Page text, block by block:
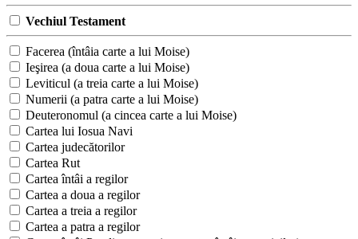
Vechiul Testament
Facerea (întâia carte a lui Moise)
Ieşirea (a doua carte a lui Moise)
Leviticul (a treia carte a lui Moise)
Numerii (a patra carte a lui Moise)
Deuteronomul (a cincea carte a lui Moise)
Cartea lui Iosua Navi
Cartea judecătorilor
Cartea Rut
Cartea întâi a regilor
Cartea a doua a regilor
Cartea a treia a regilor
Cartea a patra a regilor